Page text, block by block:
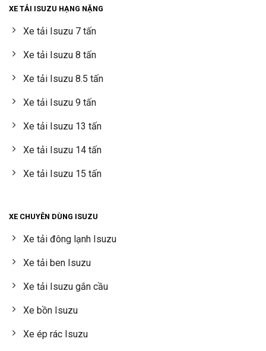
XE TẢI ISUZU HẠNG NẶNG
Xe tải Isuzu 7 tấn
Xe tải Isuzu 8 tấn
Xe tải Isuzu 8.5 tấn
Xe tải Isuzu 9 tấn
Xe tải Isuzu 13 tấn
Xe tải Isuzu 14 tấn
Xe tải Isuzu 15 tấn
XE CHUYÊN DÙNG ISUZU
Xe tải đông lạnh Isuzu
Xe tải ben Isuzu
Xe tải Isuzu gắn cầu
Xe bồn Isuzu
Xe ép rác Isuzu